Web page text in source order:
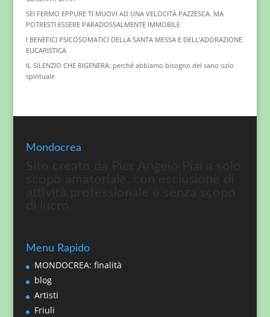
SEI FERMO EPPURE TI MUOVI AD UNA VELOCITÀ PAZZESCA. MA
POTRESTI ESSERE PARADOSSALMENTE IMMOBILE
I BENEFICI PSICOSOMATICI DELLA SANTA MESSA E DELL’ADORAZIONE
EUCARISTICA
IL SILENZIO CHE RIGENERA: perché abbiamo bisogno del sano ozio
spirituale
Mondocrea
Menu Rapido
MONDOCREA: finalità
blog
Artisti
Friuli